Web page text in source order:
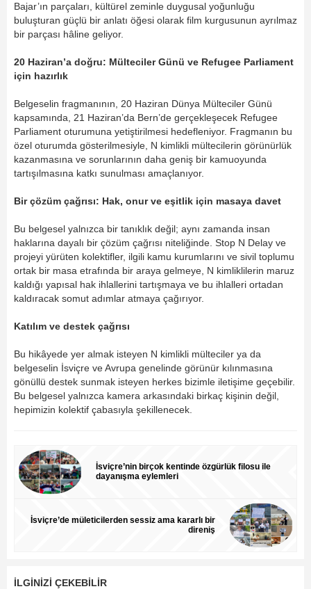
Bajar’ın parçaları, kültürel zeminle duygusal yoğunluğu
buluşturan güçlü bir anlatı öğesi olarak film kurgusunun ayrılmaz
bir parçası hâline geliyor.
20 Haziran’a doğru: Mülteciler Günü ve Refugee Parliament
için hazırlık
Belgeselin fragmanının, 20 Haziran Dünya Mülteciler Günü
kapsamında, 21 Haziran’da Bern’de gerçekleşecek Refugee
Parliament oturumuna yetiştirilmesi hedefleniyor. Fragmanın bu
özel oturumda gösterilmesiyle, N kimlikli mültecilerin görünürlük
kazanmasına ve sorunlarının daha geniş bir kamuoyunda
tartışılmasına katkı sunulması amaçlanıyor.
Bir çözüm çağrısı: Hak, onur ve eşitlik için masaya davet
Bu belgesel yalnızca bir tanıklık değil; aynı zamanda insan
haklarına dayalı bir çözüm çağrısı niteliğinde. Stop N Delay ve
projeyi yürüten kolektifler, ilgili kamu kurumlarını ve sivil toplumu
ortak bir masa etrafında bir araya gelmeye, N kimliklilerin maruz
kaldığı yapısal hak ihlallerini tartışmaya ve bu ihlalleri ortadan
kaldıracak somut adımlar atmaya çağırıyor.
Katılım ve destek çağrısı
Bu hikâyede yer almak isteyen N kimlikli mülteciler ya da
belgeselin İsviçre ve Avrupa genelinde görünür kılınmasına
gönüllü destek sunmak isteyen herkes bizimle iletişime geçebilir.
Bu belgesel yalnızca kamera arkasındaki birkaç kişinin değil,
hepimizin kolektif çabasıyla şekillenecek.
İsviçre’nin birçok kentinde özgürlük filosu ile
dayanışma eylemleri
İsviçre’de mületicilerden sessiz ama kararlı bir
direniş
İLGİNİZİ ÇEKEBİLİR